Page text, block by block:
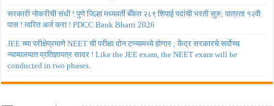
सरकारी नोकरीची संधी ! पुणे जिल्हा मध्यवर्ती बँकेत २८९ शिपाई पदांची भरती सुरु; पात्रता १२वी
पास ! त्वरित अर्ज करा ! PDCC Bank Bharti 2026
JEE च्या परीक्षेप्रमाणे NEET ची परीक्षा दोन टप्प्यामध्ये होणार ; केंद्र सरकारचे सर्वोच्च
न्यायालयात प्रतिज्ञापत्र सादर ! Like the JEE exam, the NEET exam will be
conducted in two phases.